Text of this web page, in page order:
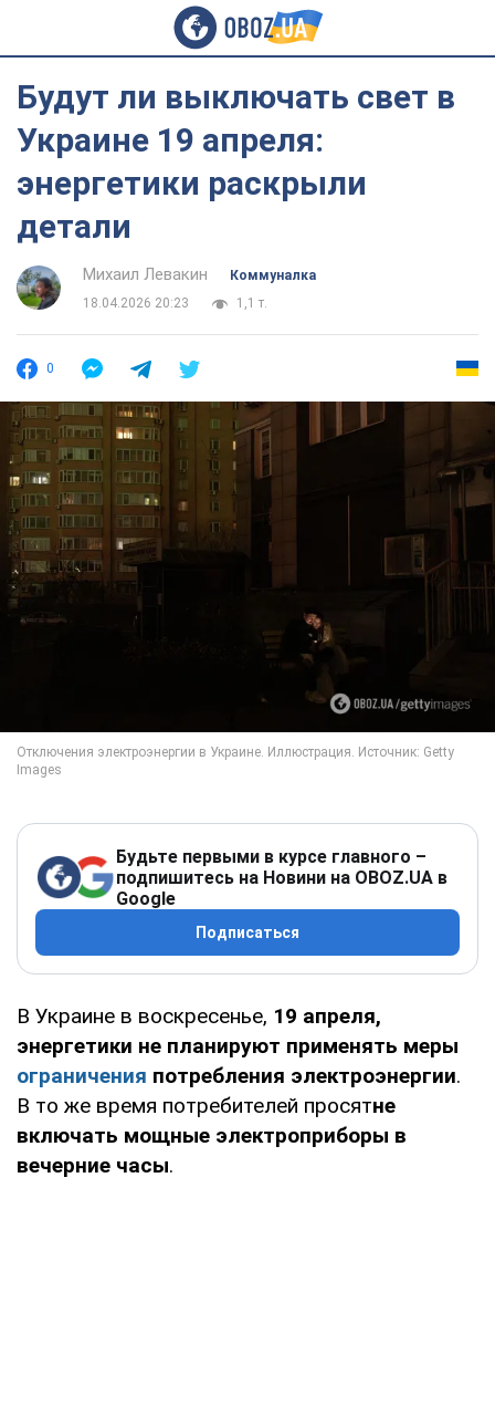
Будут ли выключать свет в
Украине 19 апреля:
энергетики раскрыли
детали
Михаил Левакин
Коммуналка
18.04.2026 20:23
1,1 т.
0
Будьте первыми в курсе главного –
подпишитесь на Новини на OBOZ.UA в
Google
Подписаться
В Украине в воскресенье, 19 апреля,
энергетики не планируют применять меры
ограничения потребления электроэнергии.
В то же время потребителей просятне
включать мощные электроприборы в
вечерние часы.